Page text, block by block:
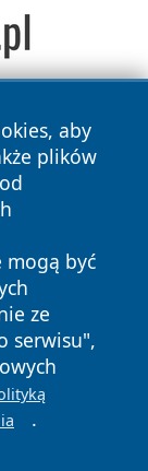
aby
plików
mogą być
ze
serwisu",
.
zastrzeżone.
Polityka
Cookies